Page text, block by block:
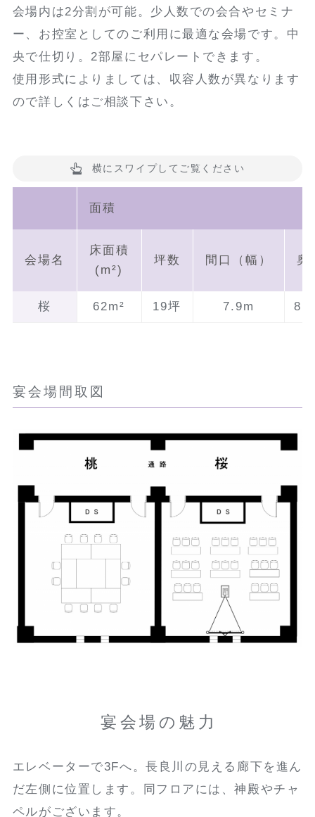
会場内は2分割が可能。少人数での会合やセミナ
ー、お控室としてのご利用に最適な会場です。中
央で仕切り。2部屋にセパレートできます。
使用形式によりましては、収容人数が異なります
ので詳しくはご相談下さい。
横にスワイプしてご覧ください
面積
会場名
床面積
(m²)
坪数 間口（幅） 奥
桜 62m² 19坪 7.9m
宴会場間取図
宴会場の魅力
エレベーターで3Fへ。長良川の見える廊下を進ん
だ左側に位置します。同フロアには、神殿やチャ
ペルがございます。